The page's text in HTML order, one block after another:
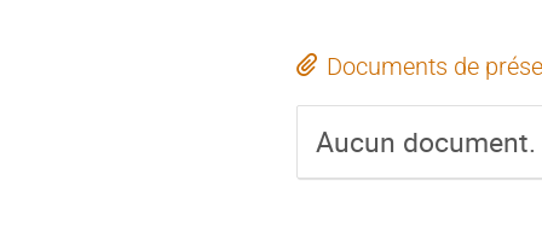
Documents de
Aucun document.